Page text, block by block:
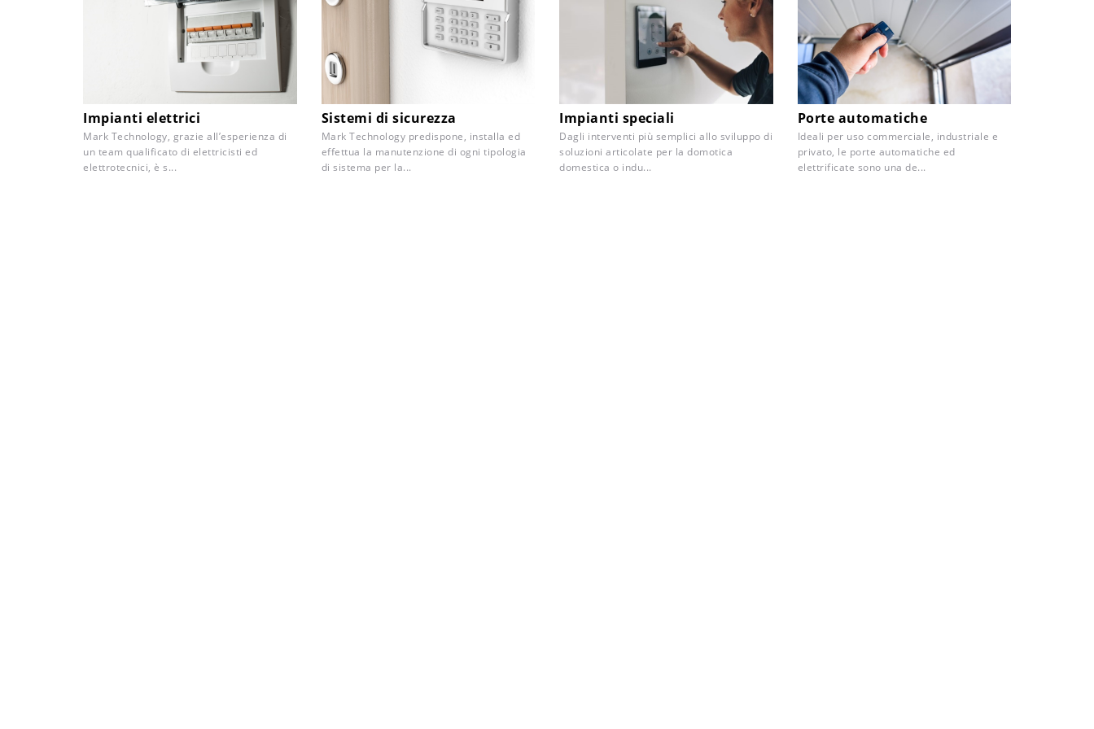
Impianti elettrici
Mark Technology, grazie all’esperienza di
un team qualificato di elettricisti ed
elettrotecnici, è s...
Sistemi di sicurezza
Mark Technology predispone, installa ed
effettua la manutenzione di ogni tipologia
di sistema per la...
Impianti speciali
Dagli interventi più semplici allo sviluppo di
soluzioni articolate per la domotica
domestica o indu...
Porte automatiche
Ideali per uso commerciale, industriale e
privato, le porte automatiche ed
elettrificate sono una de...